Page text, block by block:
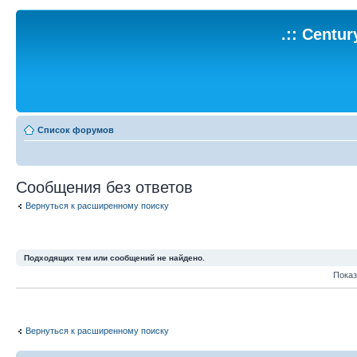
.::
Список форумов
Сообщения без ответов
Вернуться к расширенному поиску
Подходящих тем или сообщений не найдено.
Вернуться к расширенному поиску